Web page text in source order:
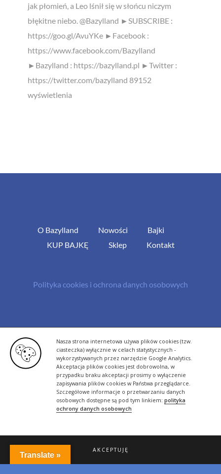
Nasza strona internetowa używa plików cookies (tzw.
ciasteczka) wyłącznie w celach statystycznych -
wykorzystywanych przez narzędzie Google Analytics.
Akceptacja plików cookies jest dobrowolna, w
przypadku braku akceptacji prosimy o wyłączenie
zapisywania plików cookies w Państwa przeglądarce.
Szczegółowe informacje o przetwarzaniu danych
osobowych dostępne są pod tym linkiem: polityka
ochrony danych osobowych
AKCEPTUJĘ
jak płomień, a Leo lśnił się w słońcu niczym
błękitne niebo. @Bazylland ►SUBSCRIBE :
https://goo.gl/AvuYKe ►Facebook :
https://www.facebook.com/Bazylland
►Bazylland : https://bazylland.pl ►Twitter :
https://twitter.com/bazylland 89152
wyświetlenia
O Bazylland Nowości
Bajki
KUP BAJKĘ
Sklep Kontakt
Polityka cookies i ochrona danych osobowych
rutyna.pl - tworzenie stron www
Translate »